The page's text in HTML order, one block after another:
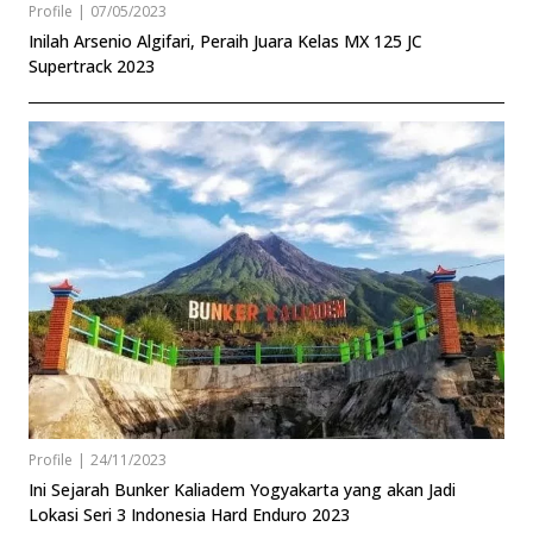
Profile | 07/05/2023
Inilah Arsenio Algifari, Peraih Juara Kelas MX 125 JC
Supertrack 2023
Profile | 24/11/2023
Ini Sejarah Bunker Kaliadem Yogyakarta yang akan Jadi
Lokasi Seri 3 Indonesia Hard Enduro 2023